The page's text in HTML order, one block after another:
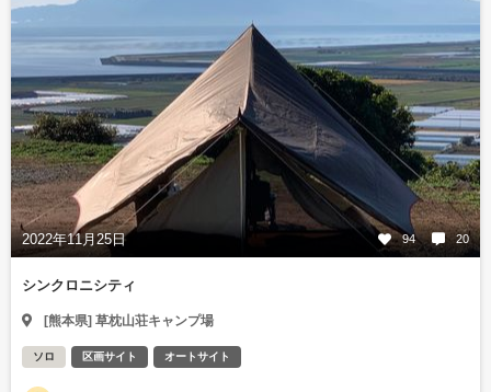
2022年11月25日 94 20
シンクロニシティ
[熊本県] 草枕山荘キャンプ場
ソロ 区画サイト オートサイト